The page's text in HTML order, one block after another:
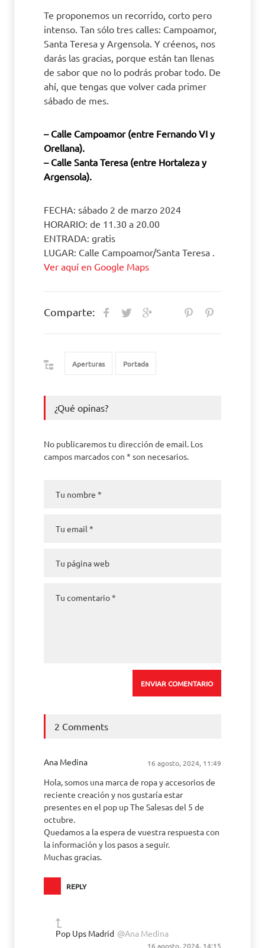
Te proponemos un recorrido, corto pero
intenso. Tan sólo tres calles: Campoamor,
Santa Teresa y Argensola. Y créenos, nos
darás las gracias, porque están tan llenas
de sabor que no lo podrás probar todo. De
ahí, que tengas que volver cada primer
sábado de mes.
– Calle Campoamor (entre Fernando VI y
Orellana).
– Calle Santa Teresa (entre Hortaleza y
Argensola).
FECHA: sábado 2 de marzo 2024
HORARIO: de 11.30 a 20.00
ENTRADA: gratis
LUGAR: Calle Campoamor/Santa Teresa .
Ver aquí en Google Maps
Comparte:
Aperturas Portada
¿Qué opinas?
No publicaremos tu dirección de email. Los
campos marcados con * son necesarios.
2 Comments
Ana Medina 16 agosto, 2024, 11:49
Hola, somos una marca de ropa y accesorios de
reciente creación y nos gustaría estar
presentes en el pop up The Salesas del 5 de
octubre.
Quedamos a la espera de vuestra respuesta con
la información y los pasos a seguir.
Muchas gracias.
REPLY
Pop Ups Madrid @Ana Medina
16 agosto, 2024, 14:15